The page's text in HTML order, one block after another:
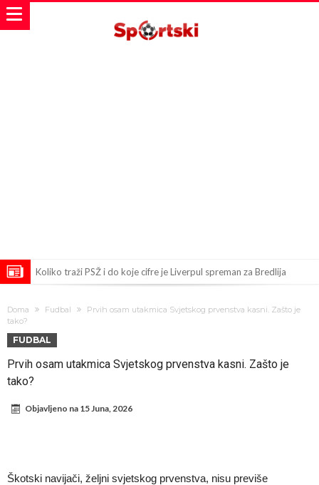
Koliko traži PSŽ i do koje cifre je Liverpul spreman za Bredlija
daleko”
Prva ponuda za Leaa – odbijena!
Zašto je nepoznati italijanski petoligaš dobio čudesan stadion od 62
Doma Fudbal
Prvih osam utakmica Svjetskog prvenstva kasni. Zašto je
tako?
FUDBAL
Prvih osam utakmica Svjetskog prvenstva kasni. Zašto je
tako?
Objavljeno na 15 Juna, 2026
Škotski navijači, željni svjetskog prvenstva, nisu previše